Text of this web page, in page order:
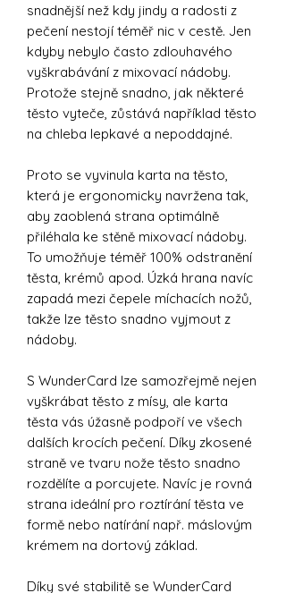
snadnější než kdy jindy a radosti z
pečení nestojí téměř nic v cestě. Jen
kdyby nebylo často zdlouhavého
vyškrabávání z mixovací nádoby.
Protože stejně snadno, jak některé
těsto vyteče, zůstává například těsto
na chleba lepkavé a nepoddajné.
Proto se vyvinula karta na těsto,
která je ergonomicky navržena tak,
aby zaoblená strana optimálně
přiléhala ke stěně mixovací nádoby.
To umožňuje téměř 100% odstranění
těsta, krémů apod. Úzká hrana navíc
zapadá mezi čepele míchacích nožů,
takže lze těsto snadno vyjmout z
nádoby.
S WunderCard lze samozřejmě nejen
vyškrábat těsto z mísy, ale karta
těsta vás úžasně podpoří ve všech
dalších krocích pečení. Díky zkosené
straně ve tvaru nože těsto snadno
rozdělíte a porcujete. Navíc je rovná
strana ideální pro roztírání těsta ve
formě nebo natírání např. máslovým
krémem na dortový základ.
Díky své stabilitě se WunderCard